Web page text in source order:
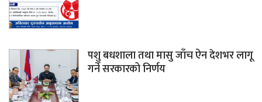
पशु बधशाला तथा मासु जाँच ऐन देशभर लागू
गर्ने सरकारको निर्णय